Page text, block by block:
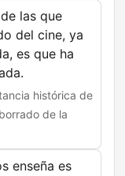
las que
del cine, ya
es que ha
histórica de
de la
enseña es